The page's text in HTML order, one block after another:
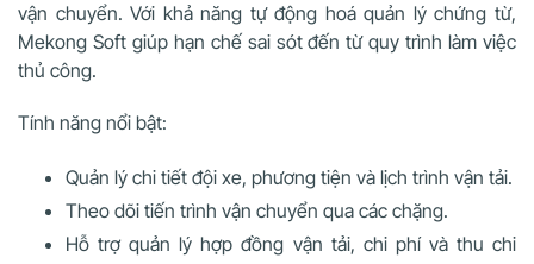
vận chuyển. Với khả năng tự động hoá quản lý chứng từ,
Mekong Soft giúp hạn chế sai sót đến từ quy trình làm việc
thủ công.
Tính năng nổi bật:
Quản lý chi tiết đội xe, phương tiện và lịch trình vận tải.
Theo dõi tiến trình vận chuyển qua các chặng.
Hỗ trợ quản lý hợp đồng vận tải, chi phí và thu chi